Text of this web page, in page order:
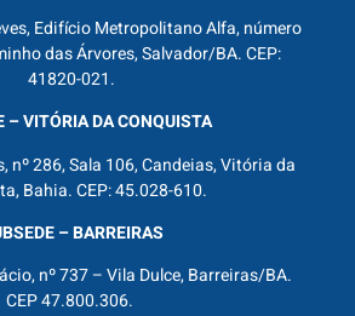
Edifício Metropolitano Alfa, número
das Árvores, Salvador/BA. CEP:
41820-021.
– VITÓRIA DA CONQUISTA
nº 286, Sala 106, Candeias, Vitória da
Bahia. CEP: 45.028-610.
– BARREIRAS
nº 737 – Vila Dulce, Barreiras/BA.
CEP 47.800.306.